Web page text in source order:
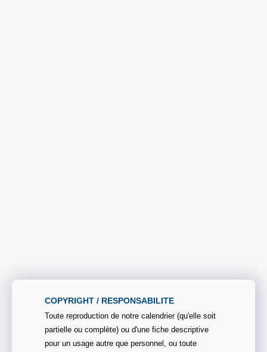
COPYRIGHT / RESPONSABILITE
Toute reproduction de notre calendrier (qu'elle soit
partielle ou complète) ou d'une fiche descriptive
pour un usage autre que personnel, ou toute